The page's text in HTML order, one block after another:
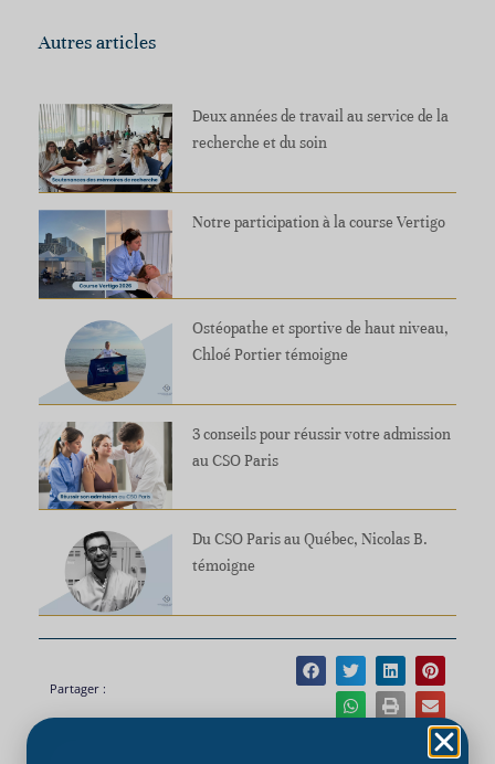
Autres articles
Deux années de travail au service de la
recherche et du soin
Notre participation à la course Vertigo
Ostéopathe et sportive de haut niveau,
Chloé Portier témoigne
3 conseils pour réussir votre admission
au CSO Paris
Du CSO Paris au Québec, Nicolas B.
témoigne
Partager :